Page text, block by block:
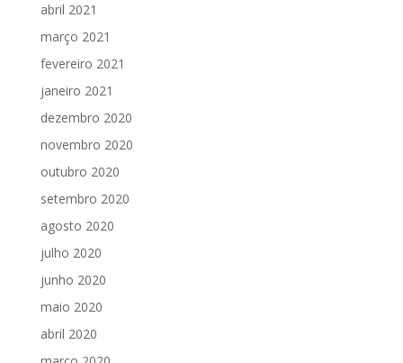
abril 2021
março 2021
fevereiro 2021
janeiro 2021
dezembro 2020
novembro 2020
outubro 2020
setembro 2020
agosto 2020
julho 2020
junho 2020
maio 2020
abril 2020